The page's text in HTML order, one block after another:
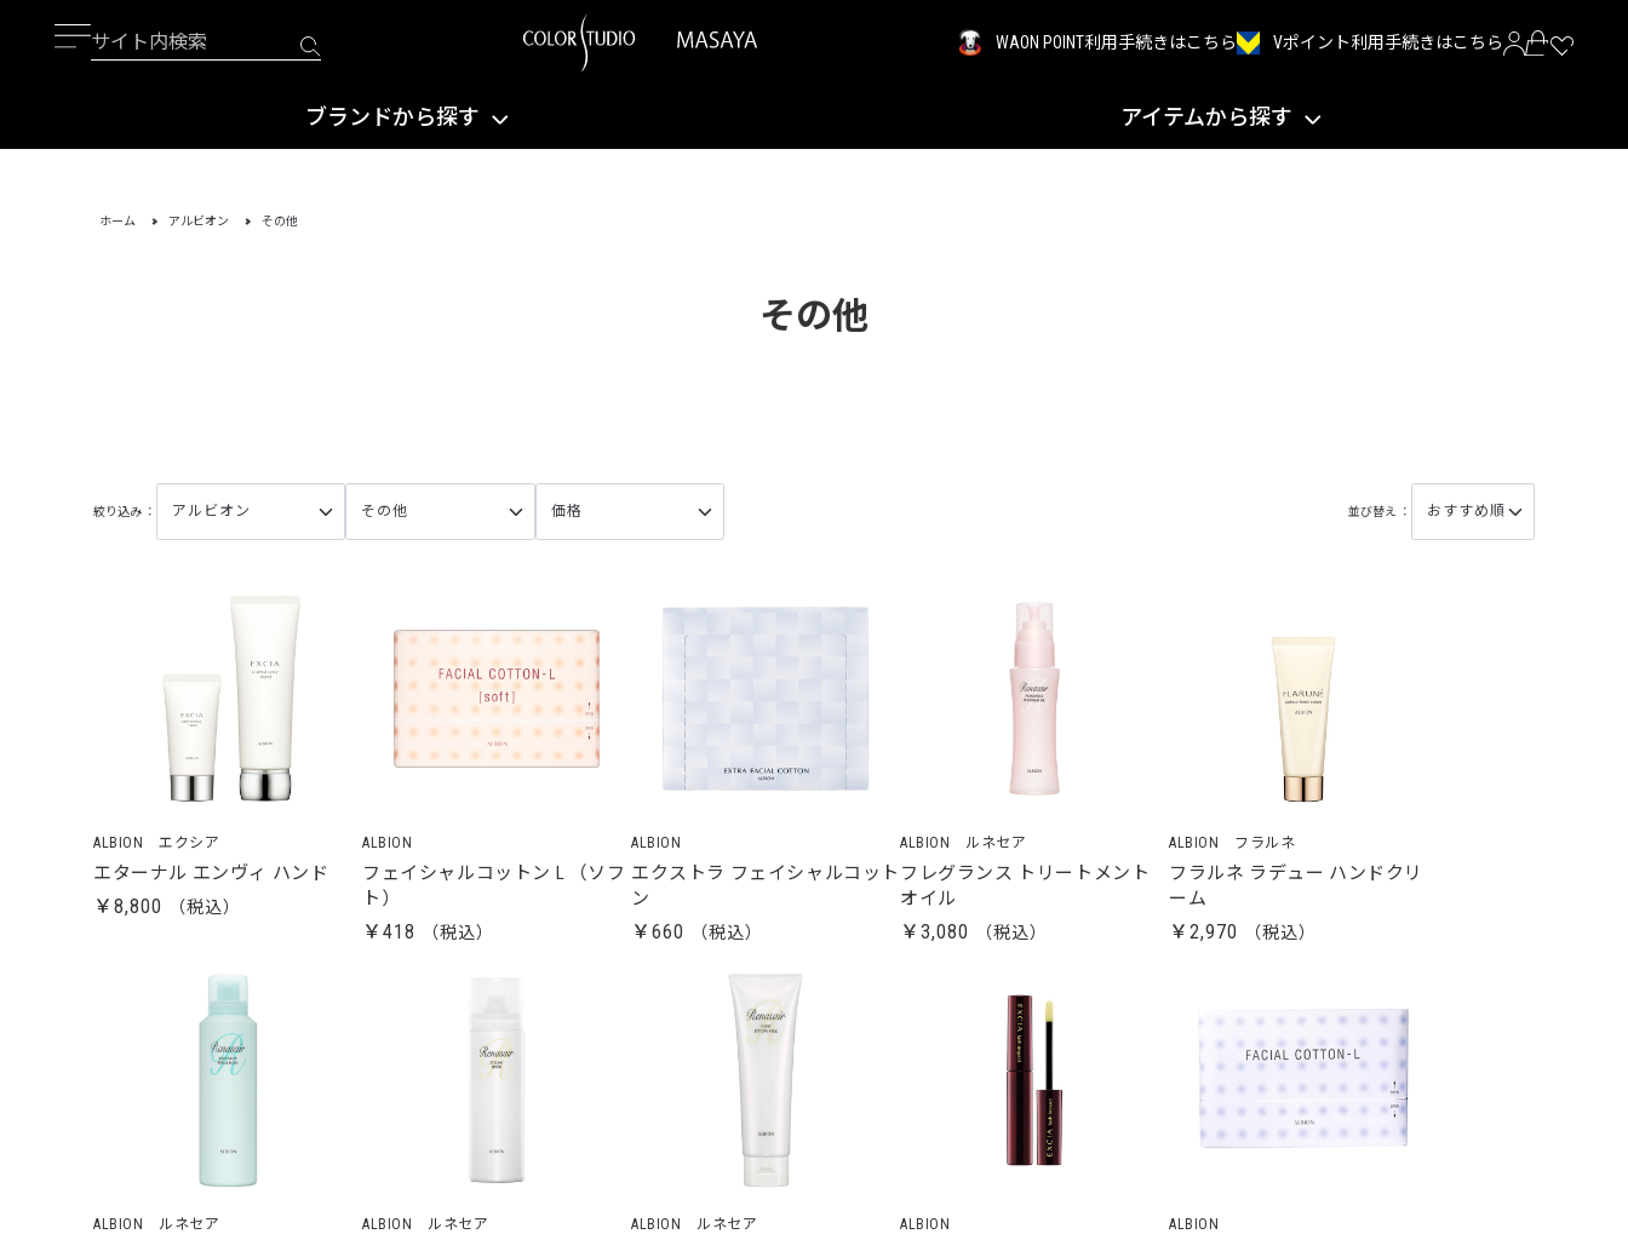
WAON POINT利用手続きはこちら Vポイント利用手続きはこちら
ブランドから探す アイテムから探す
ホーム アルビオン その他
その他
絞り込み 並び替え
ALBION エクシア
エターナル エンヴィ ハンド
￥8,800
ALBION
フェイシャルコットン L （ソフ
ト）
￥418
ALBION
エクストラ フェイシャルコット
ン
￥660
ALBION ルネセア
フレグランス トリートメント
オイル
￥3,080
ALBION フラルネ
フラルネ ラデュー ハンドクリ
ーム
￥2,970
ALBION ルネセア ALBION ルネセア ALBION ルネセア ALBION ALBION